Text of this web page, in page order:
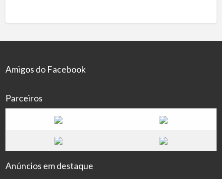
Amigos do Facebook
Parceiros
Anúncios em destaque